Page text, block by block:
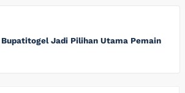
Bupatitogel Jadi Pilihan Utama Pemain